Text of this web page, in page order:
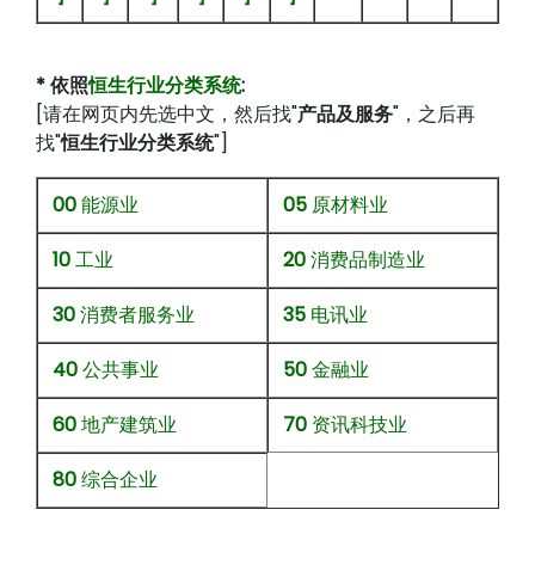
* 依照恒生行业分类系统:
[请在网页内先选中文，然后找"产品及服务"，之后再
找"恒生行业分类系统"]
00能源业 05 原材料业
10工业 20消费品制造业
30消费者服务业 35 电讯业
40公共事业 50金融业
60地产建筑业 70 资讯科技业
80综合企业